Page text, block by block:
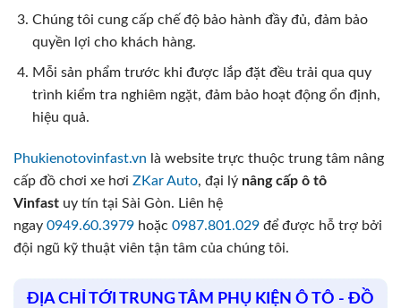
Chúng tôi cung cấp chế độ bảo hành đầy đủ, đảm bảo
quyền lợi cho khách hàng.
Mỗi sản phẩm trước khi được lắp đặt đều trải qua quy
trình kiểm tra nghiêm ngặt, đảm bảo hoạt động ổn định,
hiệu quả.
Phukienotovinfast.vn là website trực thuộc trung tâm nâng
cấp đồ chơi xe hơi ZKar Auto, đại lý nâng cấp ô tô
Vinfast uy tín tại Sài Gòn. Liên hệ
ngay 0949.60.3979 hoặc 0987.801.029 để được hỗ trợ bởi
đội ngũ kỹ thuật viên tận tâm của chúng tôi.
ĐỊA CHỈ TỚI TRUNG TÂM PHỤ KIỆN Ô TÔ - ĐỒ